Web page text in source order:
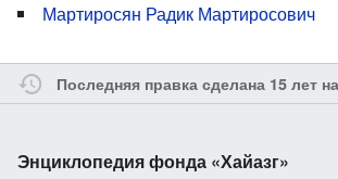
Мартиросян Радик Мартиросович
Последняя правка сделана 15 лет
Энциклопедия фонда «Хайазг»